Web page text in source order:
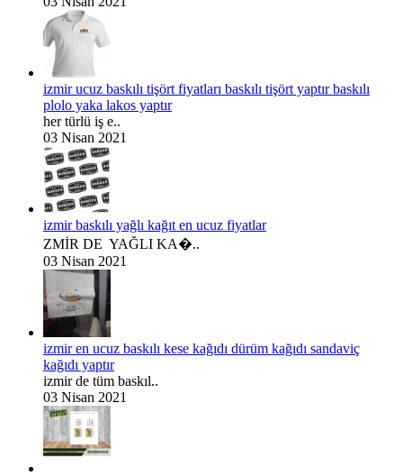
izmir ucuz baskılı tişört fiyatları baskılı tişört yaptır baskılı
plolo yaka lakos yaptır
her türlü iş e..
03 Nisan 2021
izmir baskılı yağlı kağıt en ucuz fiyatlar
ZMİR DE YAĞLI KA�..
03 Nisan 2021
izmir en ucuz baskılı kese kağıdı dürüm kağıdı sandaviç
kağıdı yaptır
izmir de tüm baskıl..
03 Nisan 2021